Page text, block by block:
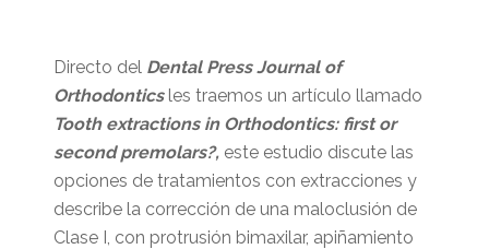
Directo del Dental Press Journal of
Orthodonticsles traemos un artículo llamado
Tooth extractions in Orthodontics: first or
second premolars?,este estudio discute las
opciones de tratamientos con extracciones y
describe la corrección de una maloclusión de
Clase I, con protrusión bimaxilar, apiñamiento